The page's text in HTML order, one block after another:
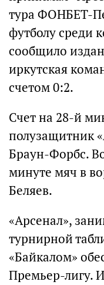
тура ФОНБЕТ-
футболу среди
сообщило
иркутская
счетом 0:2.
Счет на 28-й
полузащитник
Браун-Форбс.
минуте мяч в
Беляев.
«Арсенал»,
турнирной
«Байкалом»
Премьер-лигу.